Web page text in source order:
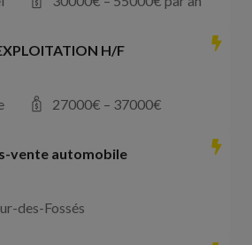
H/F
27000€ – 37000€
vente automobile
des-Fossés